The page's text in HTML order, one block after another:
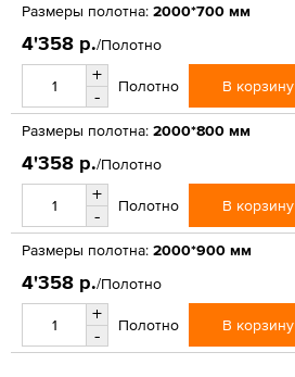
Размеры полотна: 2000*700 мм
4'358 р./Полотно
+
-
Полотно В корзину
Размеры полотна: 2000*800 мм
4'358 р./Полотно
+
-
Полотно В корзину
Размеры полотна: 2000*900 мм
4'358 р./Полотно
+
-
Полотно В корзину